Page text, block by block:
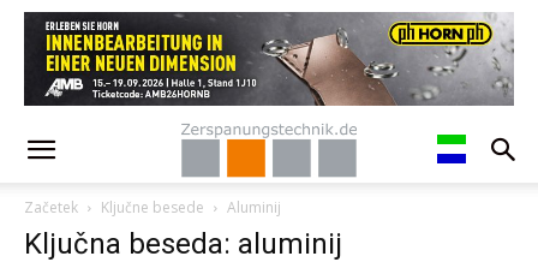
Začetek Ključne besede Aluminij
Ključna beseda: aluminij